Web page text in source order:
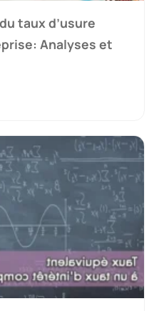
taux d’usure
Analyses et